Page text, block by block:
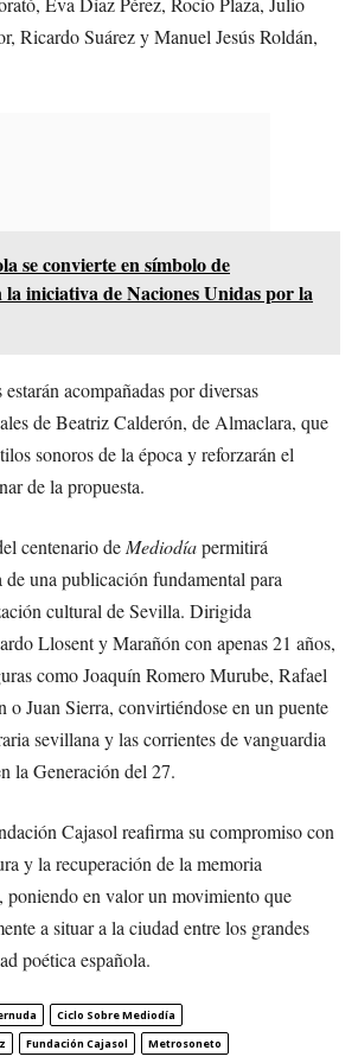
Ricardo Suárez y Manuel Jesús Roldán,
se convierte en símbolo de
la iniciativa de Naciones Unidas por la
acompañadas por diversas
de Beatriz Calderón, de Almaclara, que
sonoros de la época y reforzarán el
de la propuesta.
centenario de Mediodíapermitirá
una publicación fundamental para
cultural de Sevilla. Dirigida
Llosent y Marañón con apenas 21 años,
como Joaquín Romero Murube, Rafael
Juan Sierra, convirtiéndose en un puente
sevillana y las corrientes de vanguardia
la Generación del 27.
Cajasol reafirma su compromiso con
y la recuperación de la memoria
poniendo en valor un movimiento que
a situar a la ciudad entre los grandes
poética española.
Ciclo Sobre Mediodía
Fundación Cajasol Metrosoneto